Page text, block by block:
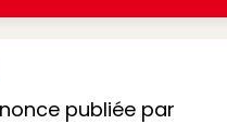
publiée par